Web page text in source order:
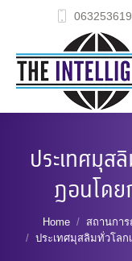
ประเทศมุส
ฎอนโดย
You are here:
Home
สถานกา
ประเทศมุสลิมทั่วโลก